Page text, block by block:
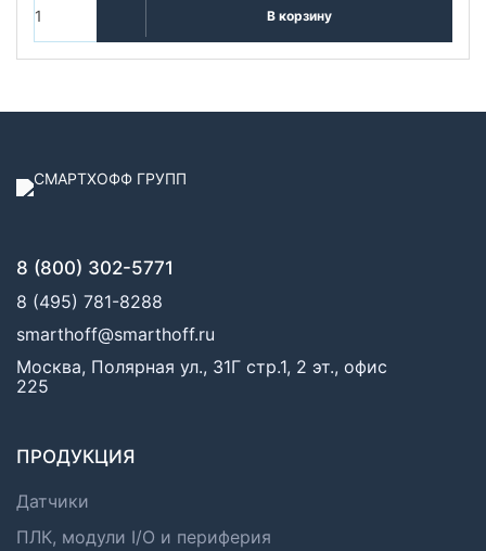
В корзину
8 (800) 302-5771
8 (495) 781-8288
smarthoff@smarthoff.ru
Москва, Полярная ул., 31Г стр.1, 2 эт., офис
225
ПРОДУКЦИЯ
Датчики
ПЛК, модули I/O и периферия